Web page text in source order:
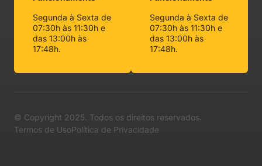
Segunda à Sexta de
07:30h às 11:30h e
das 13:00h às
17:48h.
Segunda à Sexta de
07:30h às 11:30h e
das 13:00h às
17:48h.
© Copyright 2025. Todos os direitos reservados.
Termos de UsoPolítica de Privacidade